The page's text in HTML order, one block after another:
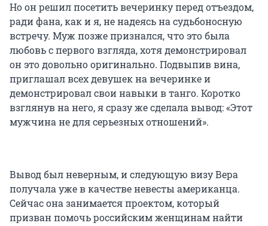
Но он решил посетить вечеринку перед отъездом,
ради фана, как и я, не надеясь на судьбоносную
встречу. Муж позже признался, что это была
любовь с первого взгляда, хотя демонстрировал
он это довольно оригинально. Подвыпив вина,
приглашал всех девушек на вечеринке и
демонстрировал свои навыки в танго. Коротко
взглянув на него, я сразу же сделала вывод: «Этот
мужчина не для серьезных отношений».
Вывод был неверным, и следующую визу Вера
получала уже в качестве невесты американца.
Сейчас она занимается проектом, который
призван помочь российским женщинам найти